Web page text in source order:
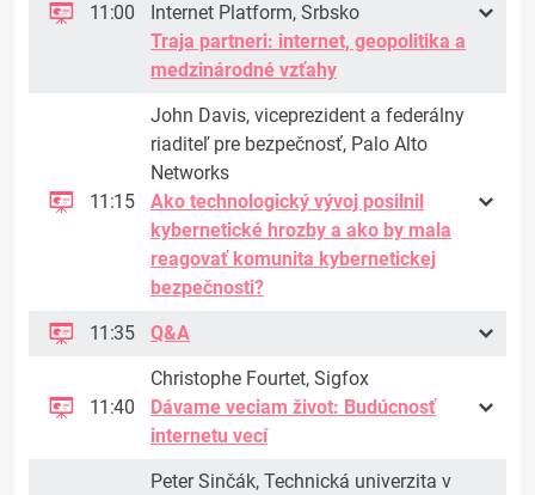
11:00
Internet Platform, Srbsko
Traja partneri: internet, geopolitika a
medzinárodné vzťahy
11:15
John Davis, viceprezident a federálny
riaditeľ pre bezpečnosť, Palo Alto
Networks
Ako technologický vývoj posilnil
kybernetické hrozby a ako by mala
reagovať komunita kybernetickej
bezpečnosti?
11:35
Q&A
11:40
Christophe Fourtet, Sigfox
Dávame veciam život: Budúcnosť
internetu vecí
Peter Sinčák, Technická univerzita v